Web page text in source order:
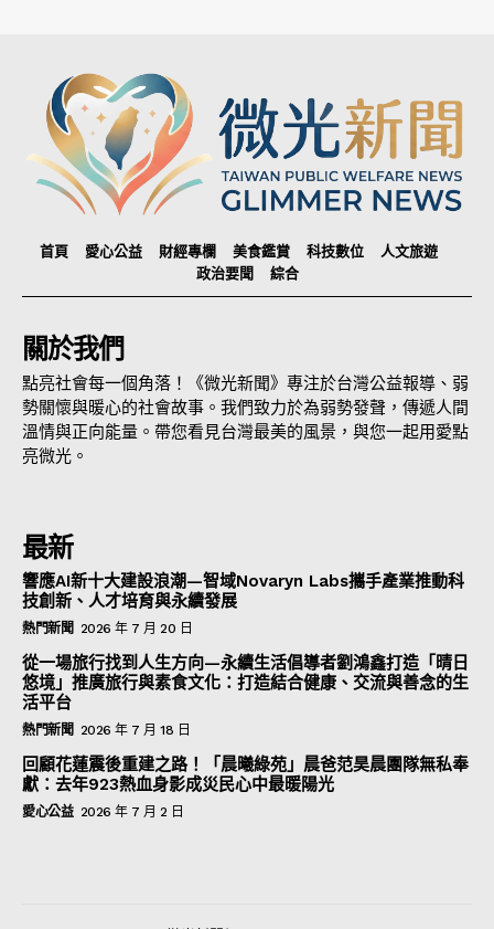
首頁 愛心公益 財經專欄 美食鑑賞 科技數位
人文旅遊
政治要聞
綜合
關於我們
點亮社會每一個角落！《微光新聞》專注於台灣公益報導、弱
勢關懷與暖心的社會故事。我們致力於為弱勢發聲，傳遞人間
溫情與正向能量。帶您看見台灣最美的風景，與您一起用愛點
亮微光。
最新
響應AI新十大建設浪潮—智域Novaryn Labs攜手產業推動科
技創新、人才培育與永續發展
熱門新聞 2026 年 7 月 20 日
從一場旅行找到人生方向—永續生活倡導者劉鴻鑫打造「晴日
悠境」推廣旅行與素食文化：打造結合健康、交流與善念的生
活平台
熱門新聞 2026 年 7 月 18 日
回顧花蓮震後重建之路！「晨曦綠苑」晨爸范昊晨團隊無私奉
獻：去年923熱血身影成災民心中最暖陽光
愛心公益 2026 年 7 月 2 日